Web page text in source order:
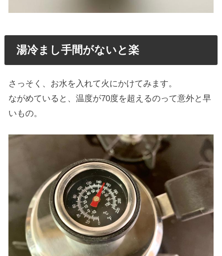
湯冷まし手間がないと楽
さっそく、お水を入れて火にかけてみます。
ながめていると、温度が70度を超えるのって意外と早
いもの。